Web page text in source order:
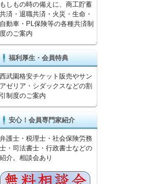
もしもの時の備えに、商工貯蓄
共済・退職共済・火災・生命・
自動車・PL保険等の各種共済制
度のご案内
福利厚生・会員特典
西武園格安チケット販売やサン
アゼリア・シダックスなどの割
引制度のご案内
安心！会員専門家紹介
弁護士・税理士・社会保険労務
士・司法書士・行政書士などの
紹介。相談会あり